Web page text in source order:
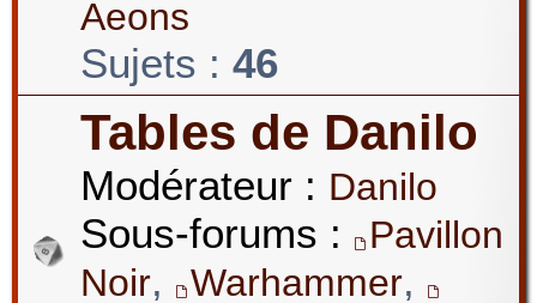
Aeons
Sujets : 46
Tables de Danilo
Modérateur : Danilo
Sous-forums :
Pavillon
Noir, Warhammer,